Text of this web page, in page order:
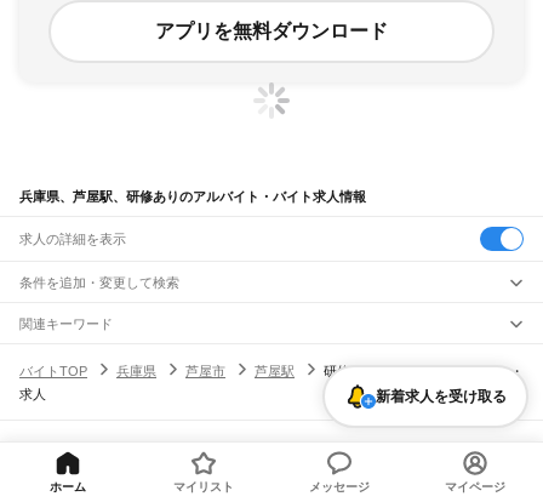
アプリを無料ダウンロード
兵庫県、芦屋駅、研修ありのアルバイト・バイト求人情報
求人の詳細を表示
条件を追加・変更して検索
市区町村を追加・変更
兵庫県すべて
中央区
西脇市
高砂市 三田市加西市
養父市
丹波市
朝来市淡路市 加東市たつの市 多可郡加古郡
駅を追加・変更
甲南山手駅摂津本山駅住吉駅
六甲道駅
三ノ宮駅
JR神戸線(神戸～姫路)
職種を追加・変更
飲食・フードサービス
すべて
ホールスタッフ
キッチンスタッフ 精肉・鮮魚加工
給食調理
パン屋（ベーカリー）
フードカウンター販売員 バー（BAR）・バーテンダー
人気
学生歓迎 深夜の仕事 ネイルOK
雇用形態を追加・変更
関連キーワード
バイトTOP
兵庫県 芦屋市 芦屋駅
研修ありのアルバイト・バイト・
求人
新着求人を受け取る
ヘルプ・お問い合わせ サイトマップ
利用規約・プライバシーポリシー
[企業]求人広告の掲載相談
ホーム マイリスト メッセージ マイページ